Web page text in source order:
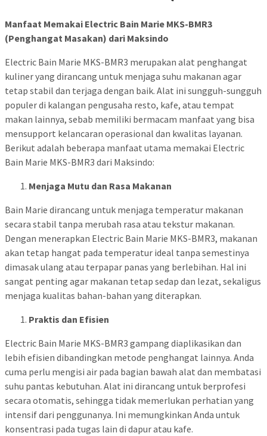
Manfaat Memakai Electric Bain Marie MKS-BMR3
(Penghangat Masakan) dari Maksindo
Electric Bain Marie MKS-BMR3 merupakan alat penghangat
kuliner yang dirancang untuk menjaga suhu makanan agar
tetap stabil dan terjaga dengan baik. Alat ini sungguh-sungguh
populer di kalangan pengusaha resto, kafe, atau tempat
makan lainnya, sebab memiliki bermacam manfaat yang bisa
mensupport kelancaran operasional dan kwalitas layanan.
Berikut adalah beberapa manfaat utama memakai Electric
Bain Marie MKS-BMR3 dari Maksindo:
Menjaga Mutu dan Rasa Makanan
Bain Marie dirancang untuk menjaga temperatur makanan
secara stabil tanpa merubah rasa atau tekstur makanan.
Dengan menerapkan Electric Bain Marie MKS-BMR3, makanan
akan tetap hangat pada temperatur ideal tanpa semestinya
dimasak ulang atau terpapar panas yang berlebihan. Hal ini
sangat penting agar makanan tetap sedap dan lezat, sekaligus
menjaga kualitas bahan-bahan yang diterapkan.
Praktis dan Efisien
Electric Bain Marie MKS-BMR3 gampang diaplikasikan dan
lebih efisien dibandingkan metode penghangat lainnya. Anda
cuma perlu mengisi air pada bagian bawah alat dan membatasi
suhu pantas kebutuhan. Alat ini dirancang untuk berprofesi
secara otomatis, sehingga tidak memerlukan perhatian yang
intensif dari penggunanya. Ini memungkinkan Anda untuk
konsentrasi pada tugas lain di dapur atau kafe.